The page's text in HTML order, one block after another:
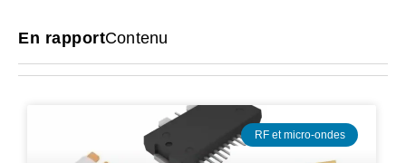
En rapportContenu
RF et micro-ondes